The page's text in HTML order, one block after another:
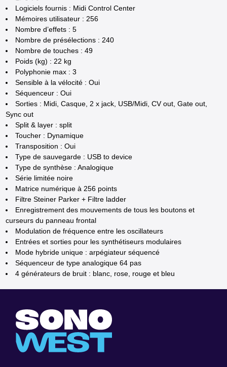
Logiciels fournis : Midi Control Center
Mémoires utilisateur : 256
Nombre d’effets : 5
Nombre de présélections : 240
Nombre de touches : 49
Poids (kg) : 22 kg
Polyphonie max : 3
Sensible à la vélocité : Oui
Séquenceur : Oui
Sorties : Midi, Casque, 2 x jack, USB/Midi, CV out, Gate out,
Sync out
Split & layer : split
Toucher : Dynamique
Transposition : Oui
Type de sauvegarde : USB to device
Type de synthèse : Analogique
Série limitée noire
Matrice numérique à 256 points
Filtre Steiner Parker + Filtre ladder
Enregistrement des mouvements de tous les boutons et
curseurs du panneau frontal
Modulation de fréquence entre les oscillateurs
Entrées et sorties pour les synthétiseurs modulaires
Mode hybride unique : arpégiateur séquencé
Séquenceur de type analogique 64 pas
4 générateurs de bruit : blanc, rose, rouge et bleu